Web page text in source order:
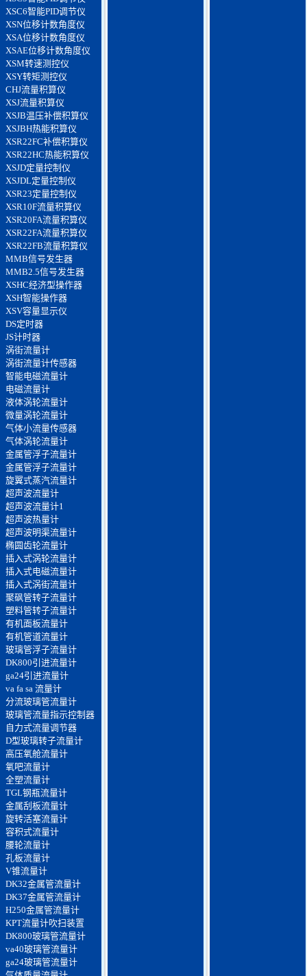
XSC6智能PID调节仪
XSN位移计数角度仪
XSA位移计数角度仪
XSAE位移计数角度仪
XSM转速测控仪
XSY转矩测控仪
CHJ流量积算仪
XSJ流量积算仪
XSJB温压补偿积算仪
XSJBH热能积算仪
XSR22FC补偿积算仪
XSR22HC热能积算仪
XSJD定量控制仪
XSJDL定量控制仪
XSR23定量控制仪
XSR10F流量积算仪
XSR20FA流量积算仪
XSR22FA流量积算仪
XSR22FB流量积算仪
MMB信号发生器
MMB2.5信号发生器
XSHC经济型操作器
XSH智能操作器
XSV容量显示仪
DS定时器
JS计时器
涡街流量计
涡街流量计传感器
智能电磁流量计
电磁流量计
液体涡轮流量计
微量涡轮流量计
气体小流量传感器
气体涡轮流量计
金属管浮子流量计
金属管浮子流量计
旋翼式蒸汽流量计
超声波流量计
超声波流量计1
超声波热量计
超声波明渠流量计
椭圆齿轮流量计
插入式涡轮流量计
插入式电磁流量计
插入式涡街流量计
聚砜管转子流量计
塑料管转子流量计
有机面板流量计
有机管道流量计
玻璃管浮子流量计
DK800引进流量计
ga24引进流量计
va fa sa 流量计
分流玻璃管流量计
玻璃管流量指示控制器
自力式流量调节器
D型玻璃转子流量计
高压氧舱流量计
氧吧流量计
全塑流量计
TGL钢瓶流量计
金属刮板流量计
旋转活塞流量计
容积式流量计
腰轮流量计
孔板流量计
V锥流量计
DK32金属管流量计
DK37金属管流量计
H250金属管流量计
KPT流量计吹扫装置
DK800玻璃管流量计
va40玻璃管流量计
ga24玻璃管流量计